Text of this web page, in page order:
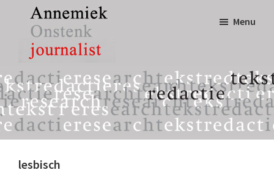
inhoud
eerste
sidebar
Annemiek
Onstenk
Journalist
tekst,
redactie
&
research
Menu
lesbisch